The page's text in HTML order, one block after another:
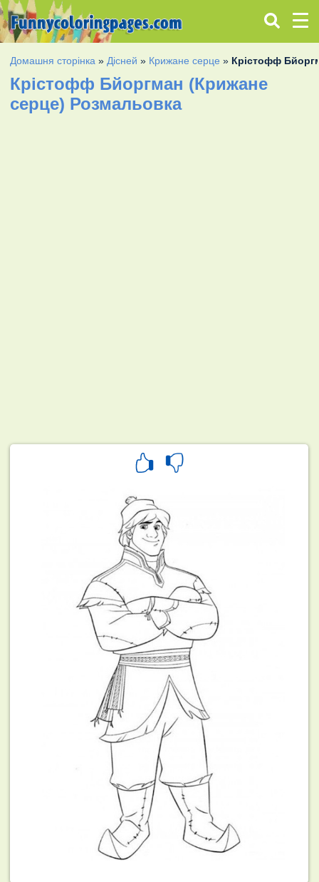
Домашня сторінка » Дісней » Крижане серце » Крістофф
Крістофф Бйоргман (Крижане
серце) Розмальовка